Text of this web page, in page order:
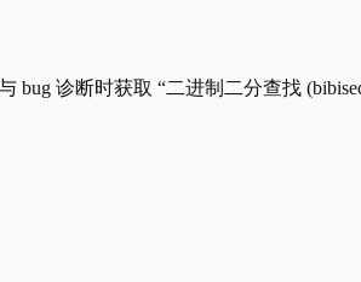
bug 诊断时获取 “二进制二分查找